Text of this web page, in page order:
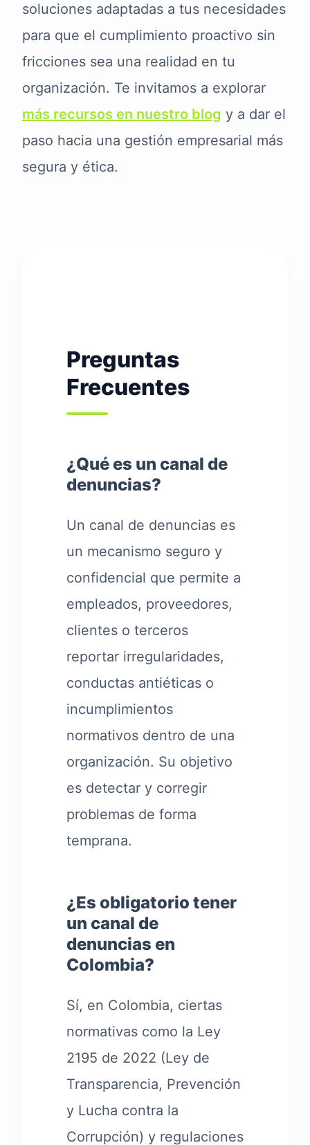
soluciones adaptadas a tus necesidades
para que el cumplimiento proactivo sin
fricciones sea una realidad en tu
organización. Te invitamos a explorar
más recursos en nuestro blog y a dar el
paso hacia una gestión empresarial más
segura y ética.
Preguntas
Frecuentes
¿Qué es un canal de
denuncias?
Un canal de denuncias es
un mecanismo seguro y
confidencial que permite a
empleados, proveedores,
clientes o terceros
reportar irregularidades,
conductas antiéticas o
incumplimientos
normativos dentro de una
organización. Su objetivo
es detectar y corregir
problemas de forma
temprana.
¿Es obligatorio tener
un canal de
denuncias en
Colombia?
Sí, en Colombia, ciertas
normativas como la Ley
2195 de 2022 (Ley de
Transparencia, Prevención
y Lucha contra la
Corrupción) y regulaciones